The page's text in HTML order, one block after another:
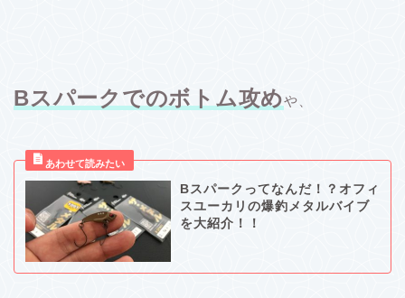
Bスパークでのボトム攻めや、
Bスパークってなんだ！？オフィ
スユーカリの爆釣メタルバイブ
を大紹介！！